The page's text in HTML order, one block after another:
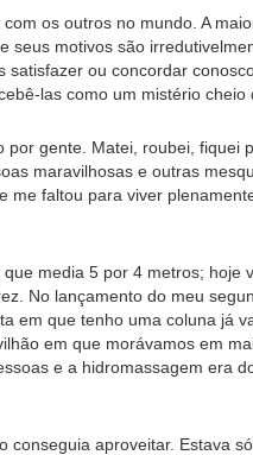
os outros no mundo. A
seus motivos são
satisfazer ou concordar
las como um mistério cheio
gente. Matei, roubei, fiquei
maravilhosas e outras
me faltou para viver
media 5 por 4 metros; hoje
No lançamento do meu
em que tenho uma coluna já
em que morávamos em
e a hidromassagem era
conseguia aproveitar. Estava